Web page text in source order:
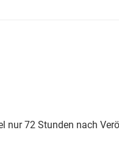
nur 72 Stunden nach